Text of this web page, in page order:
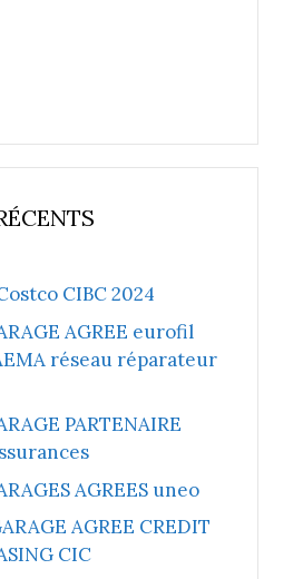
CIBC 2024
AGREE eurofil
réseau réparateur
PARTENAIRE
AGREES uneo
AGREE CREDIT
CIC